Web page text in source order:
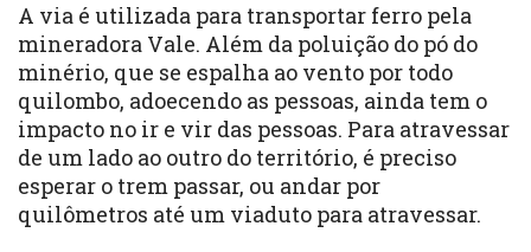
A via é utilizada para transportar ferro pela
mineradora Vale. Além da poluição do pó do
minério, que se espalha ao vento por todo
quilombo, adoecendo as pessoas, ainda tem o
impacto no ir e vir das pessoas. Para atravessar
de um lado ao outro do território, é preciso
esperar o trem passar, ou andar por
quilômetros até um viaduto para atravessar.